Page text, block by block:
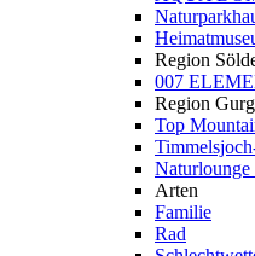
Region
007
Region
Top
Arten
Familie
Rad